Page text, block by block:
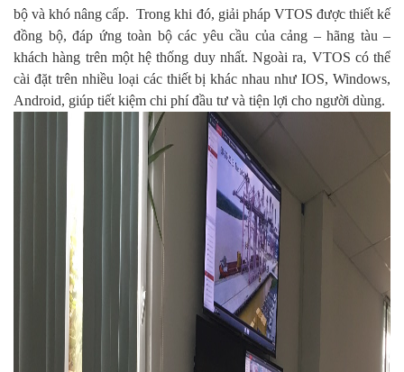
bộ và khó nâng cấp. Trong khi đó, giải pháp VTOS được thiết kế
đồng bộ, đáp ứng toàn bộ các yêu cầu của cảng – hãng tàu –
khách hàng trên một hệ thống duy nhất. Ngoài ra, VTOS có thể
cài đặt trên nhiều loại các thiết bị khác nhau như IOS, Windows,
Android, giúp tiết kiệm chi phí đầu tư và tiện lợi cho người dùng.